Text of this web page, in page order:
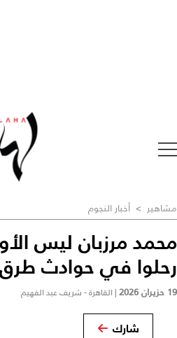
مشاهير > أخبار النجوم
محمد مرزبان ليس
رحلوا في حوادث طرق
19 حزيران 2026 | القاهرة - شريف عبد الفهيم
شارك